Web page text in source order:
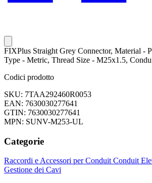
FIXPlus Straight Grey Connector, Material -
Type - Metric, Thread Size - M25x1.5,
Codici prodotto
SKU: 7TAA292460R0053
EAN: 7630030277641
GTIN: 7630030277641
MPN: SUNV-M253-UL
Categorie
Raccordi e Accessori per Conduit Conduit
Gestione dei Cavi